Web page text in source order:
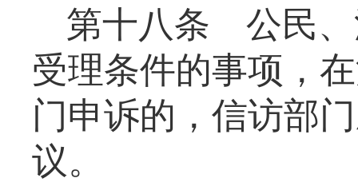
第十八条 公民、
受理条件的事项，
门申诉的，信访部
议。